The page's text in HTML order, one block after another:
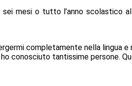
mesi o tutto l’anno scolastico
completamente nella lingua
conosciuto tantissime persone.